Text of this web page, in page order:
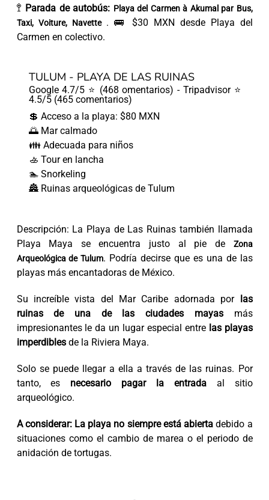
🚏 Parada de autobús: Playa del Carmen à Akumal par Bus,
Taxi, Voiture, Navette . 🚌 $30 MXN desde Playa del
Carmen en colectivo.
TULUM - PLAYA DE LAS RUINAS
Google 4.7/5 ⭐ (468 omentarios) - Tripadvisor ⭐
4.5/5 (465 comentarios)
💲 Acceso a la playa: $80 MXN
🌅 Mar calmado
👪 Adecuada para niños
🚣 Tour en lancha
🏊 Snorkeling
🏯 Ruinas arqueológicas de Tulum
Descripción: La Playa de Las Ruinas también llamada
Playa Maya se encuentra justo al pie de
Zona
Arqueológica de Tulum. Podría decirse que es una de las
playas más encantadoras de México.
Su increíble vista del Mar Caribe adornada por las
ruinas de una de las ciudades mayasmás
impresionantes le da un lugar especial entre las playas
imperdibles de la Riviera Maya.
Solo se puede llegar a ella a través de las ruinas. Por
tanto, es necesario pagar la entradaal sitio
arqueológico.
A considerar: La playa no siempre está abierta debido a
situaciones como el cambio de marea o el periodo de
anidación de tortugas.